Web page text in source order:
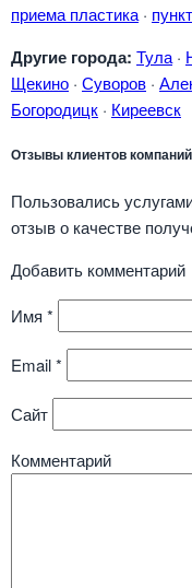
приема пластика ·
Другие города: Тула ·
Щекино · Суворов ·
Богородицк · Киреевск
Отзывы клиентов
Пользовались
отзыв о качестве
Добавить комментарий
Имя *
Email*
Сайт
Комментарий